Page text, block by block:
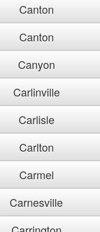
Canton
Canton
Canyon
Carlinville
Carlisle
Carlton
Carmel
Carnesville